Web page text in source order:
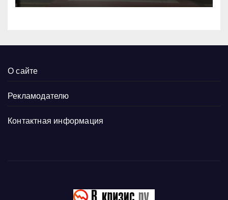
О сайте
Рекламодателю
Контактная информация